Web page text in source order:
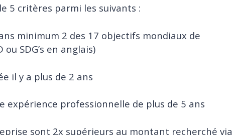
5 critères parmi les suivants :
minimum 2 des 17 objectifs mondiaux de
SDG’s en anglais)
il y a plus de 2 ans
expérience professionnelle de plus de 5 ans
sont 2x supérieurs au montant recherché via